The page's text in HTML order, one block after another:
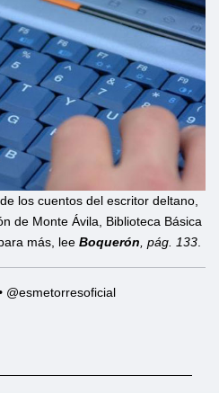
los cuentos del escritor deltano,
de Monte Ávila, Biblioteca Básica
más, lee Boquerón, pág. 133.
@esmetorresoficial